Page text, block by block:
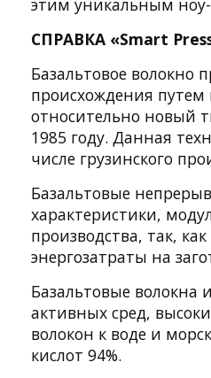
этим уникальным ноу-
СПРАВКА «Smart
Базальтовое волокно
происхождения путем
относительно новый
1985 году. Данная
числе грузинского
Базальтовые
характеристики,
производства, так,
энергозатраты на
Базальтовые волокна
активных сред,
волокон к воде и
кислот 94%.